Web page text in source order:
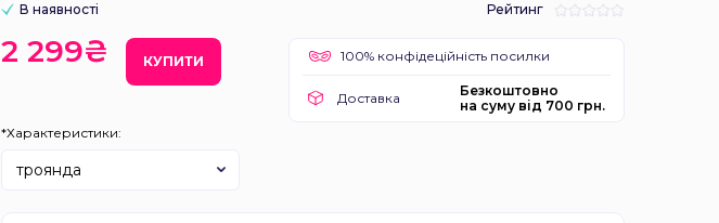
В наявності Рейтинг
2 299₴ КУПИТИ 100% конфідеційність посилки
Доставка
Безкоштовно
на суму від 700 грн.
*Характеристики:
троянда